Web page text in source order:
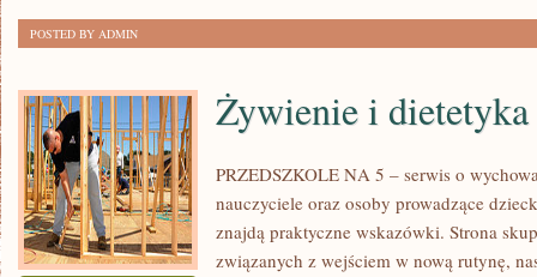
POSTED BY ADMIN
Żywienie i dietetyka
PRZEDSZKOLE NA 5 – serwis o
nauczyciele oraz osoby prowadzące
znajdą praktyczne wskazówki. Strona
związanych z wejściem w nową rutynę,